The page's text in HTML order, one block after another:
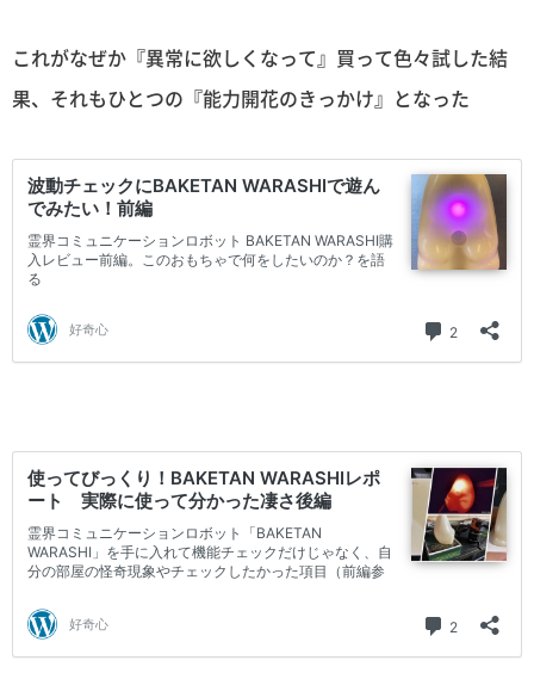
これがなぜか『異常に欲しくなって』買って色々試した結
果、それもひとつの『能力開花のきっかけ』となった